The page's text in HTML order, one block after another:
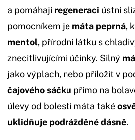
a pomáhajíregeneraci ústní
pomocníkem je máta peprná,
mentol, přírodní látku s
znecitlivujícími účinky. Silný
jako výplach, nebo přiložit v
čajového sáčku přímo na
úlevy od bolesti máta také
uklidňuje podrážděné dásně.